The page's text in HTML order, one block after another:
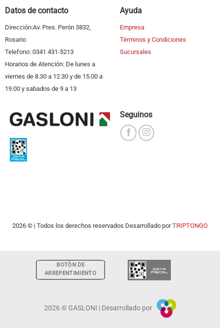
Datos de contacto
Dirección:Av. Pres. Perón 3832,
Rosario
Telefono: 0341 431-5213
Horarios de Atención: De lunes a
viernes de 8.30 a 12.30 y de 15.00 a
19.00 y sabados de 9 a 13
Ayuda
Empresa
Términos y Condiciones
Sucursales
Seguinos
2026 © | Todos los derechos reservados Desarrollado porTRIPTONGO
BOTÒN DE
ARREPENTIMIENTO
2026 © GASLONI | Desarrollado por